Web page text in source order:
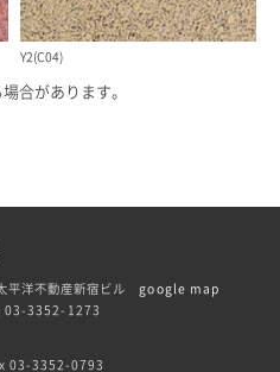
Y2(C04)
合があります。
平洋不動産新宿ビルgoogle map
03-3352-1273
03-3352-0793